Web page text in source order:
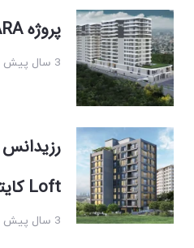
پروژه VENARA استانبول
3 سال پیش
Loft کایتحانه
3 سال پیش